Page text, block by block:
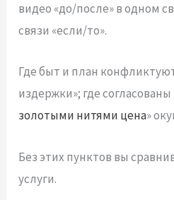
видео «до/после» в одном
связи «если/то».
Где быт и план
издержки»; где согласованы
золотыми нитями цена»
Без этих пунктов вы
услуги.